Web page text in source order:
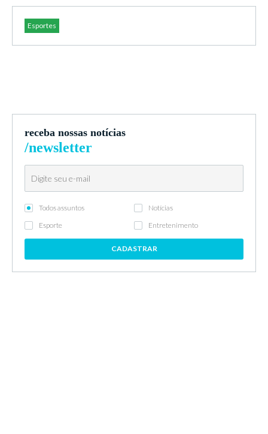
Esportes
receba nossas notícias
/newsletter
Todos assuntos
Notícias
Esporte
Entretenimento
CADASTRAR